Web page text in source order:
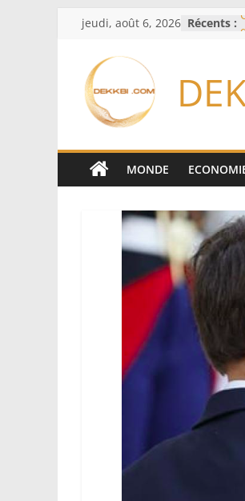
Passer
contenu
jeudi, août 6, 2026 Récents :
MONDE